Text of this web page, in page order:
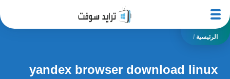
الرئيسية /
yandex browser download linux